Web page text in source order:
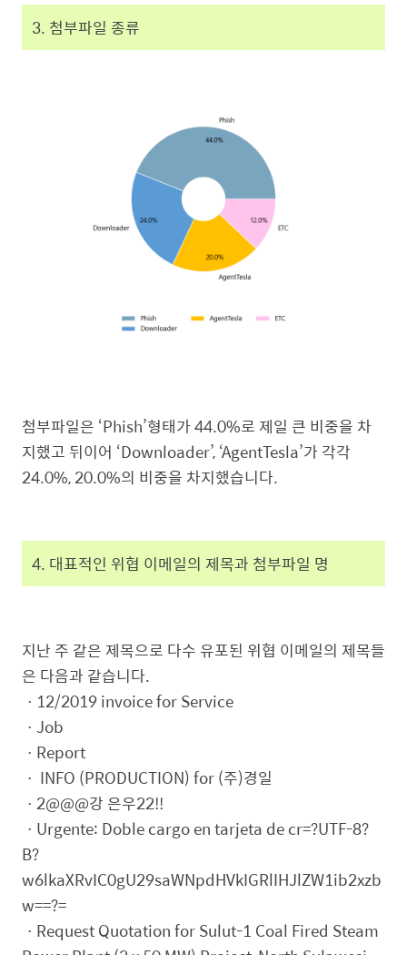
3. 첨부파일 종류
첨부파일은 ‘Phish’형태가 44.0%로 제일 큰 비중을 차
지했고 뒤이어 ‘Downloader’, ‘AgentTesla’가 각각
24.0%, 20.0%의 비중을 차지했습니다.
4. 대표적인 위협 이메일의 제목과 첨부파일 명
지난 주 같은 제목으로 다수 유포된 위협 이메일의 제목들
은 다음과 같습니다.
ㆍ12/2019 invoice for Service
ㆍJob
ㆍReport
ㆍ INFO (PRODUCTION) for (주)경일
ㆍ2@@@강 은우22!!
ㆍUrgente: Doble cargo en tarjeta de cr=?UTF-8?
B?
w6lkaXRvIC0gU29saWNpdHVkIGRlIHJlZW1ib2xzb
w==?=
ㆍRequest Quotation for Sulut-1 Coal Fired Steam